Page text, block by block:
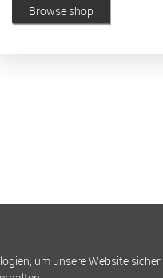
Browse shop
um unsere Website